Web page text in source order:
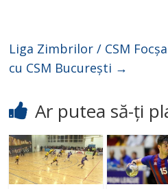
Liga Zimbrilor / CSM
cu CSM București →
Ar putea să-ți